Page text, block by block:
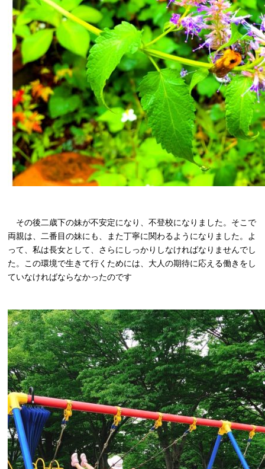
その後二歳下の妹が不安定になり、不登校になりました。そこで
両親は、二番目の妹にも、また丁寧に関わるようになりました。よ
って、私は長女として、さらにしっかりしなければなりませんでし
た。この環境で生きて行くためには、大人の期待に応える働きをし
ていなければならなかったのです